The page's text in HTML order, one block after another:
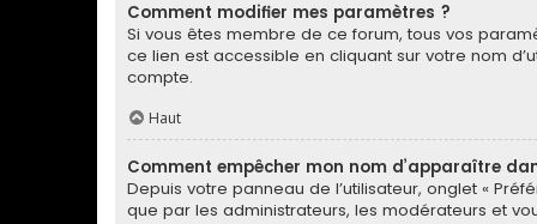
Comment modifier mes paramètres ?
Si vous êtes membre de ce forum, tous vos
ce lien est accessible en cliquant sur votre nom
compte.
Haut
Comment empêcher mon nom d’apparaître
Depuis votre panneau de l’utilisateur, onglet «
que par les administrateurs, les modérateurs et